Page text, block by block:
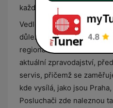
každodenní poslech v práci
Vedle hudebního obsahu
důležitého informačního
regionálním akcentem.
aktuální zpravodajství,
servis, přičemž se
kde vysílá, jako jsou
Posluchači zde naleznou